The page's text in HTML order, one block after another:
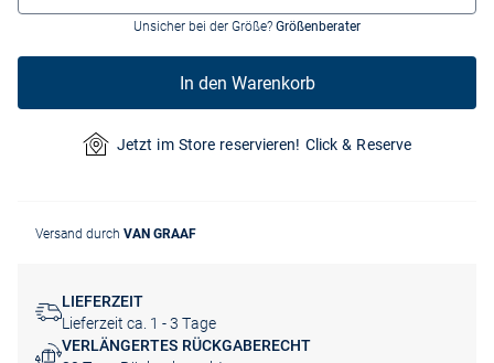
Unsicher bei der Größe? Größenberater
In den Warenkorb
Jetzt im Store reservieren! Click & Reserve
Versand durch VAN GRAAF
LIEFERZEIT
Lieferzeit ca. 1 - 3 Tage
VERLÄNGERTES RÜCKGABERECHT